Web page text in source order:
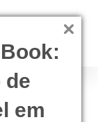
de
em